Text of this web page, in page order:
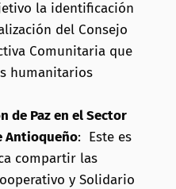
la identificación
del Consejo
Comunitaria que
humanitarios
de Paz en el Sector
Antioqueño: Este es
compartir las
y Solidario